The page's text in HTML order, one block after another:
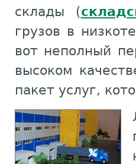
склады (
грузов в
вот неполный
высоком
пакет услуг,